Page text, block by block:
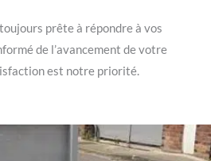
prête à répondre à vos
de l’avancement de votre
est notre priorité.